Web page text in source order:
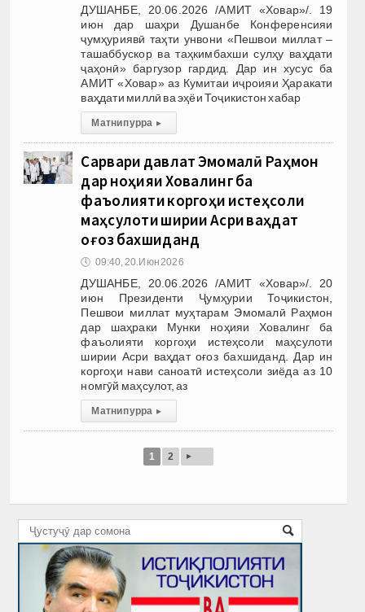
ДУШАНБЕ, 20.06.2026 /АМИТ «Ховар»/. 19
июн дар шаҳри Душанбе Конференсияи
ҷумҳуриявӣ таҳти унвони «Пешвои миллат –
ташаббускор ва таҳкимбахши сулҳу ваҳдати
ҷаҳонӣ» баргузор гардид. Дар ин хусус ба
АМИТ «Ховар» аз Кумитаи иҷроияи Ҳаракати
ваҳдати миллӣ ва эҳёи Тоҷикистон хабар
Матни пурра ▸
Сарвари давлат Эмомалӣ Раҳмон
дар ноҳияи Ховалинг ба
фаъолияти коргоҳи истеҳсоли
маҳсулоти ширии Асри ваҳдат
оғоз бахшиданд
🕔 09:40, 20.Июн 2026
ДУШАНБЕ, 20.06.2026 /АМИТ «Ховар»/. 20
июн Президенти Ҷумҳурии Тоҷикистон,
Пешвои миллат муҳтарам Эмомалӣ Раҳмон
дар шаҳраки Мунки ноҳияи Ховалинг ба
фаъолияти коргоҳи истеҳсоли маҳсулоти
ширии Асри ваҳдат оғоз бахшиданд. Дар ин
коргоҳи нави саноатӣ истеҳсоли зиёда аз 10
номгӯй маҳсулот, аз
Матни пурра ▸
1 2 ▸